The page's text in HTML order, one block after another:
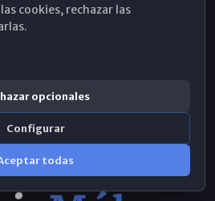
cookies, rechazar las
opcionales
Configurar
todas